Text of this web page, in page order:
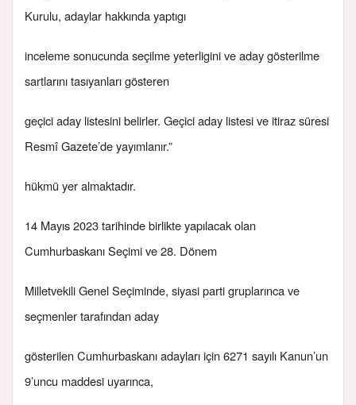
Kurulu, adaylar hakkında yaptıgı
inceleme sonucunda seçilme yeterligini ve aday gösterilme
sartlarını tasıyanları gösteren
geçici aday listesini belirler. Geçici aday listesi ve itiraz süresi
Resmî Gazete’de yayımlanır.”
hükmü yer almaktadır.
14 Mayıs 2023 tarihinde birlikte yapılacak olan
Cumhurbaskanı Seçimi ve 28. Dönem
Milletvekili Genel Seçiminde, siyasi parti gruplarınca ve
seçmenler tarafından aday
gösterilen Cumhurbaskanı adayları için 6271 sayılı Kanun’un
9’uncu maddesi uyarınca,